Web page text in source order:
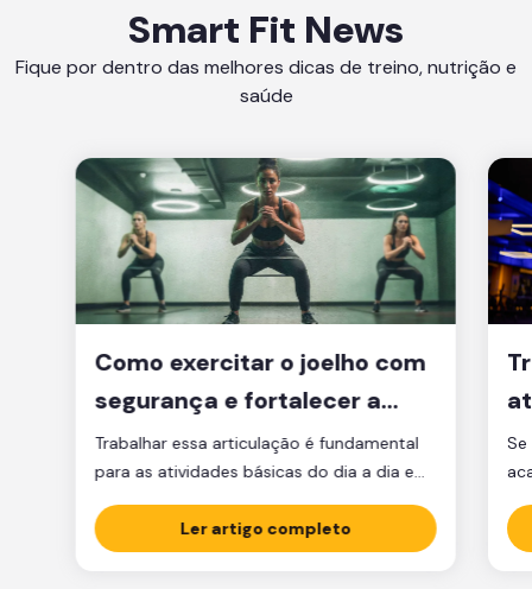
Smart Fit News
Fique por dentro das melhores dicas de treino, nutrição e
saúde
Como exercitar o joelho com
segurança e fortalecer a
articulação
Trabalhar essa articulação é fundamental
para as atividades básicas do dia a dia e
Ler artigo completo